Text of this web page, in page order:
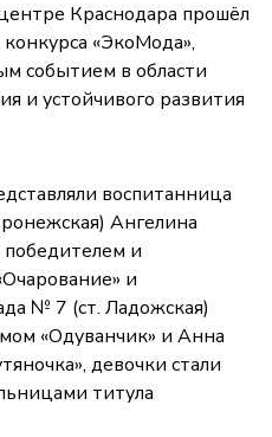
Краснодара прошёл
«ЭкоМода»,
событием в области
и устойчивого развития
воспитанница
Ангелина
победителем и
и
№ 7 (ст. Ладожская)
«Одуванчик» и Анна
девочки стали
титула